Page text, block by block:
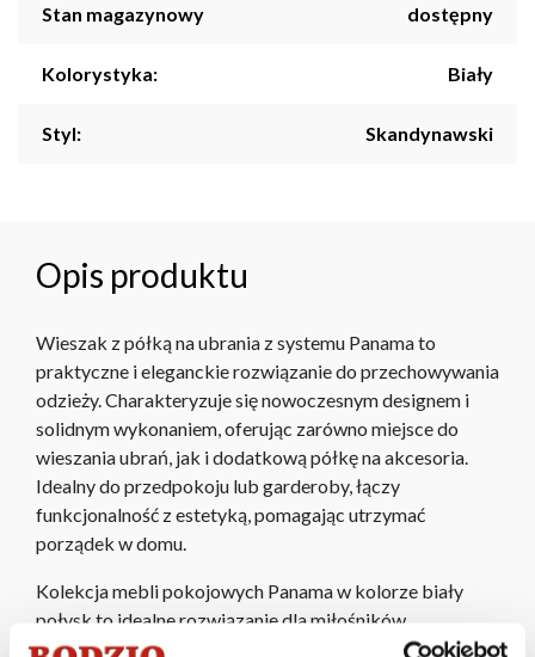
Stan magazynowy dostępny
Kolorystyka: Biały
Styl: Skandynawski
Opis produktu
Wieszak z półką na ubrania z systemu Panama to
praktyczne i eleganckie rozwiązanie do przechowywania
odzieży. Charakteryzuje się nowoczesnym designem i
solidnym wykonaniem, oferując zarówno miejsce do
wieszania ubrań, jak i dodatkową półkę na akcesoria.
Idealny do przedpokoju lub garderoby, łączy
funkcjonalność z estetyką, pomagając utrzymać
porządek w domu.
Kolekcja mebli pokojowych Panama w kolorze biały
połysk to idealne rozwiązanie dla miłośników
nowoczesnego i eleganckiego stylu. Charakteryzuje się